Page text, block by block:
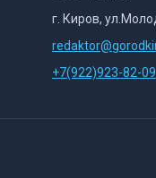
г. Киров,
+7(922)923-82-09